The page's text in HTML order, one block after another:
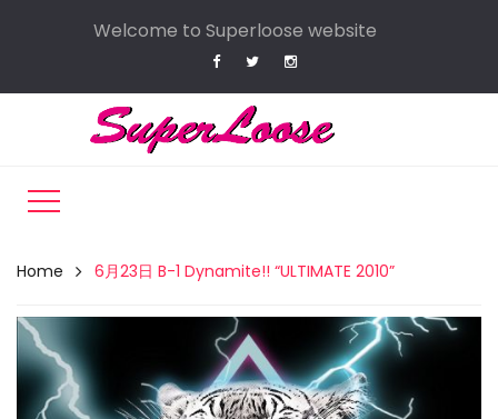
Welcome to Superloose website
Home 6月23日 B-1 Dynamite!! “ULTIMATE 2010”